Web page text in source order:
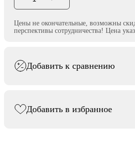
Цены не окончательные, возможны
перспективы сотрудничества! Цена
Добавить к сравнению
Добавить в избранное